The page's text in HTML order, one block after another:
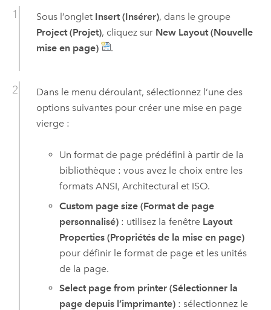
Sous l’onglet Insert (Insérer), dans le groupe
Project (Projet), cliquez sur New Layout (Nouvelle
mise en page)
.
Dans le menu déroulant, sélectionnez l’une des
options suivantes pour créer une mise en page
vierge :
Un format de page prédéfini à partir de la
bibliothèque : vous avez le choix entre les
formats ANSI, Architectural et ISO.
Custom page size (Format de page
personnalisé) : utilisez la fenêtre Layout
Properties (Propriétés de la mise en page)
pour définir le format de page et les unités
de la page.
Select page from printer (Sélectionner la
page depuis l’imprimante) : sélectionnez le